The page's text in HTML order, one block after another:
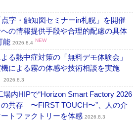
字・触知図セミナーin札幌」を開催
の情報提供手段や合理的配慮の具体
能 2026.8.4 NEW
る熱中症対策の「無料デモ体験会」
による霧の体感や技術相談を実施
2026.8.3
内HIPで“Horizon Smart Factory 2026
の共存 〜FIRST TOUCH〜”、人の介
トファクトリーを体感 2026.8.3